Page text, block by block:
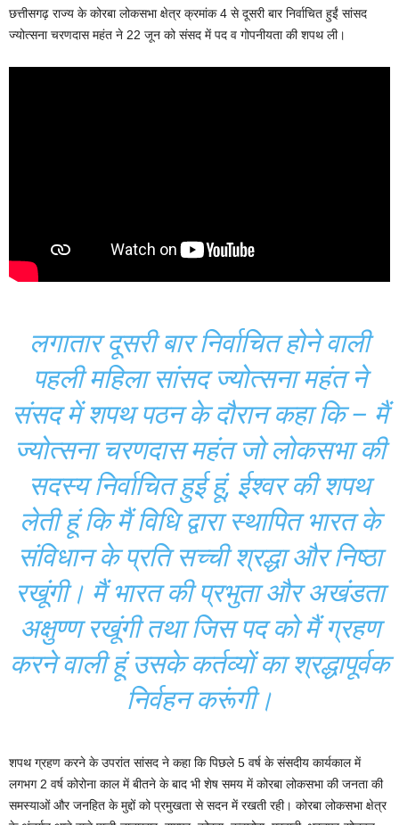
छत्तीसगढ़ राज्य के कोरबा लोकसभा क्षेत्र क्रमांक 4 से दूसरी बार निर्वाचित हुईं सांसद
ज्योत्सना चरणदास महंत ने 22 जून को संसद में पद व गोपनीयता की शपथ ली।
लगातार दूसरी बार निर्वाचित होने वाली
पहली महिला सांसद ज्योत्सना महंत ने
संसद में शपथ पठन के दौरान कहा कि – मैं
ज्योत्सना चरणदास महंत जो लोकसभा की
सदस्य निर्वाचित हुई हूं, ईश्वर की शपथ
लेती हूं कि मैं विधि द्वारा स्थापित भारत के
संविधान के प्रति सच्ची श्रद्धा और निष्ठा
रखूंगी। मैं भारत की प्रभुता और अखंडता
अक्षुण्ण रखूंगी तथा जिस पद को मैं ग्रहण
करने वाली हूं उसके कर्तव्यों का श्रद्धापूर्वक
निर्वहन करूंगी।
शपथ ग्रहण करने के उपरांत सांसद ने कहा कि पिछले 5 वर्ष के संसदीय कार्यकाल में
लगभग 2 वर्ष कोरोना काल में बीतने के बाद भी शेष समय में कोरबा लोकसभा की जनता की
समस्याओं और जनहित के मुद्दों को प्रमुखता से सदन में रखती रही। कोरबा लोकसभा क्षेत्र